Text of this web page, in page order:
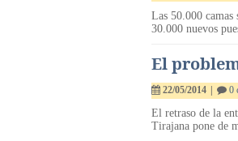
Las 50.000
30.000 nuevos
El
22/05/2014 0
El retraso de la
Tirajana pone de